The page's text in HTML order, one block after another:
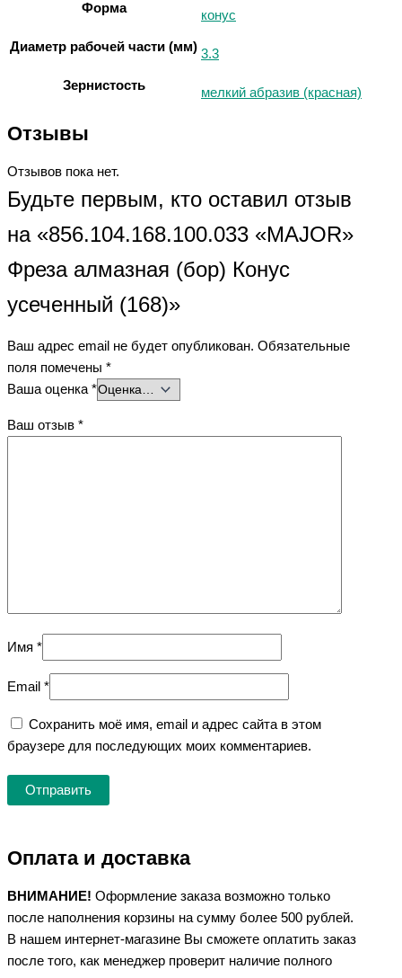
Форма конус
Диаметр рабочей части (мм) 3.3
Зернистость мелкий абразив (красная)
Отзывы
Отзывов пока нет.
Будьте первым, кто оставил отзыв
на «856.104.168.100.033 «MAJOR»
Фреза алмазная (бор) Конус
усеченный (168)»
Ваш адрес email не будет опубликован. Обязательные
поля помечены *
Ваша оценка*
Ваш отзыв *
Имя *
Email *
Сохранить моё имя, email и адрес сайта в этом
браузере для последующих моих комментариев.
Оплата и доставка
ВНИМАНИЕ! Оформление заказа возможно только
после наполнения корзины на сумму более 500 рублей.
В нашем интернет-магазине Вы сможете оплатить заказ
после того, как менеджер проверит наличие полного